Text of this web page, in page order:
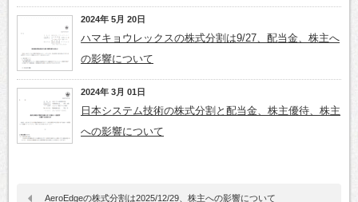
2024年 5月 20日
ハマキョウレックスの株式分割は9/27、配当金、株主へ
の影響について
2024年 3月 01日
日本システム技術の株式分割と配当金、株主優待、株主
への影響について
AeroEdgeの株式分割は2025/12/29、株主への影響について